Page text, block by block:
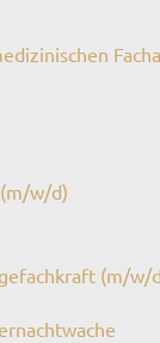
w/d)
(m/w/